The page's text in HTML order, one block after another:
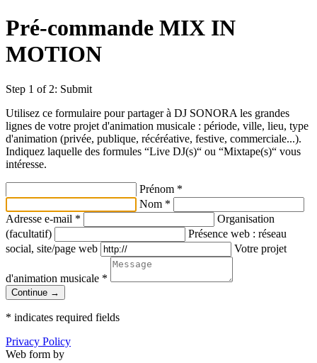
Pré-commande MIX IN
MOTION
Step 1 of 2: Submit
Utilisez ce formulaire pour partager à DJ SONORA les grandes
lignes de votre projet d'animation musicale : période, ville, lieu, type
d'animation (privée, publique, récéréative, festive, commerciale...).
Indiquez laquelle des formules “Live DJ(s)“ ou “Mixtape(s)“ vous
intéresse.
Prénom *
Nom *
Adresse e-mail *
Organisation
(facultatif)
Présence web : réseau
social, site/page web
Votre projet
d'animation musicale *
Continue →
* indicates required fields
Privacy Policy
Web form by